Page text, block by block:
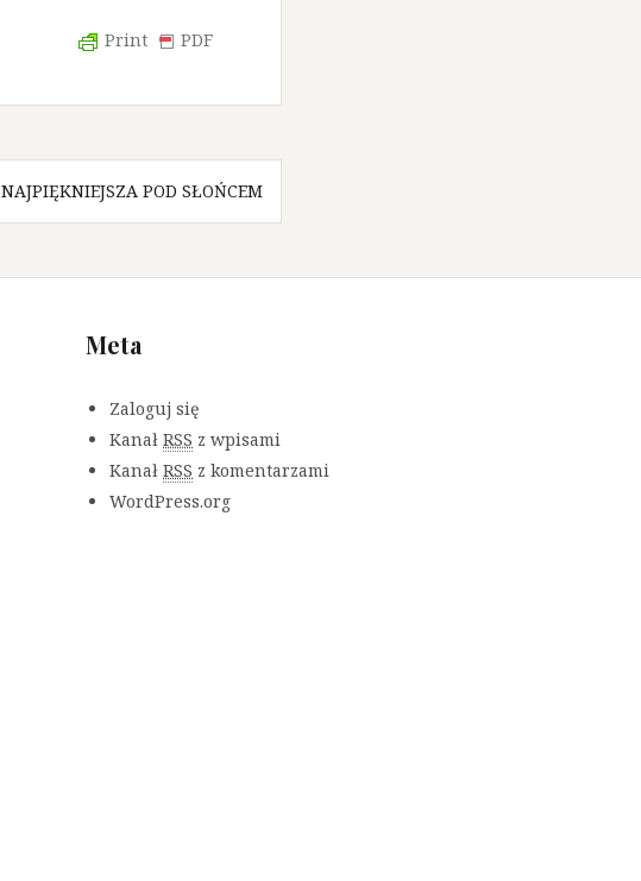
Print PDF
NAJPIĘKNIEJSZA POD SŁOŃCEM
Meta
Zaloguj się
Kanał RSS z wpisami
Kanał RSS z komentarzami
WordPress.org